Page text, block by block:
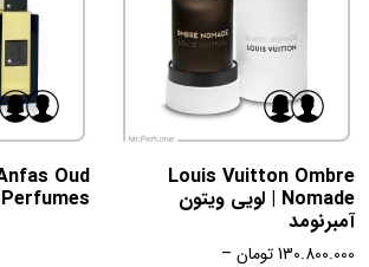
Louis Vuitton Ombre
Nomade | لویی ویتون
آمبرنومد
130.800.000تومان –
Oud
Perfumes | لطافه انفاس عود